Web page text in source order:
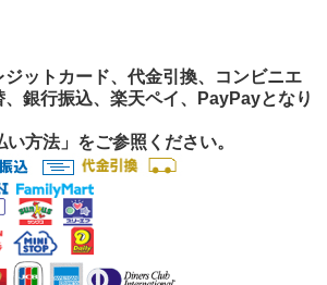
ットカード、代金引換、コンビニエ
、銀行振込、楽天ペイ、PayPayとなり
方法」をご参照ください。